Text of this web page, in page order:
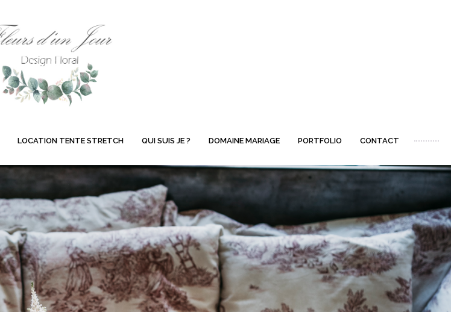
LOCATION TENTE STRETCH QUI SUIS JE ? DOMAINE MARIAGE PORTFOLIO CONTACT